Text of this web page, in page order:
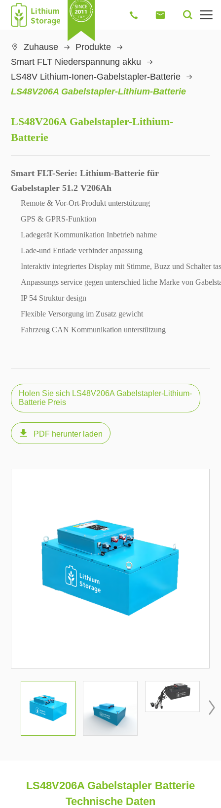
   
 Zuhause
Produkte
Smart FLT Niederspannung akku
LS48V Lithium-Ionen-Gabelstapler-Batterie
LS48V206A Gabelstapler-Lithium-Batterie
LS48V206A Gabelstapler-Lithium-
Batterie
Smart FLT-Serie: Lithium-Batterie für
Gabelstapler 51.2 V206Ah
Remote & Vor-Ort-Produkt unterstützung
GPS & GPRS-Funktion
Ladegerät Kommunikation Inbetrieb nahme
Lade-und Entlade verbinder anpassung
Interaktiv integriertes Display mit Stimme, Buzz und Schalter
Anpassungs service gegen unterschied liche Marke von
IP 54 Struktur design
Flexible Versorgung im Zusatz gewicht
Fahrzeug CAN Kommunikation unterstützung
Holen Sie sich LS48V206A Gabelstapler-Lithium-
Batterie Preis
 PDF herunter laden

LS48V206A Gabelstapler Batterie
Technische Daten